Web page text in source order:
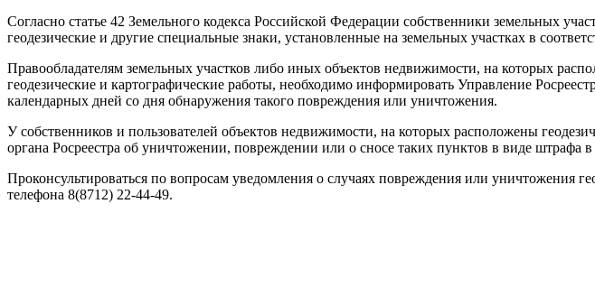
Согласно статье 42 Земельного кодекса Российской Федерации собственники земельных
геодезические и другие специальные знаки, установленные на земельных участках в
Правообладателям земельных участков либо иных объектов недвижимости, на которых
геодезические и картографические работы, необходимо информировать Управление
календарных дней со дня обнаружения такого повреждения или уничтожения.
У собственников и пользователей объектов недвижимости, на которых расположены
органа Росреестра об уничтожении, повреждении или о сносе таких пунктов в виде штрафа
Проконсультироваться по вопросам уведомления о случаях повреждения или уничтожения
телефона 8(8712) 22-44-49.